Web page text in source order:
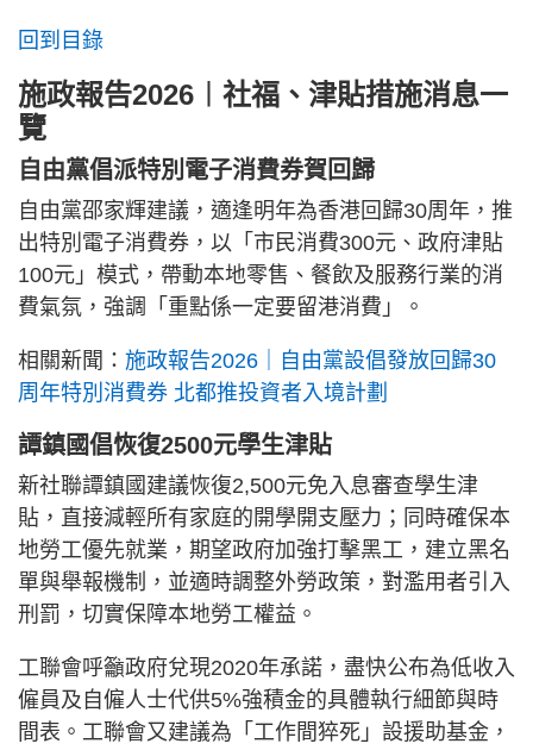
回到目錄
施政報告2026︱社福、津貼措施消息一
覽
自由黨倡派特別電子消費券賀回歸
自由黨邵家輝建議，適逢明年為香港回歸30周年，推
出特別電子消費券，以「市民消費300元、政府津貼
100元」模式，帶動本地零售、餐飲及服務行業的消
費氣氛，強調「重點係一定要留港消費」。
相關新聞： 施政報告2026｜自由黨設倡發放回歸30
周年特別消費券 北都推投資者入境計劃
譚鎮國倡恢復2500元學生津貼
新社聯譚鎮國建議恢復2,500元免入息審查學生津
貼，直接減輕所有家庭的開學開支壓力；同時確保本
地勞工優先就業，期望政府加強打擊黑工，建立黑名
單與舉報機制，並適時調整外勞政策，對濫用者引入
刑罰，切實保障本地勞工權益。
工聯會呼籲政府兌現2020年承諾，盡快公布為低收入
僱員及自僱人士代供5%強積金的具體執行細節與時
間表。工聯會又建議為「工作間猝死」設援助基金，